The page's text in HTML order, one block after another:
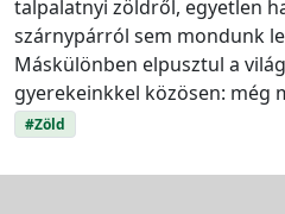
talpalatnyi zöldről, egyetlen
szárnypárról sem mondunk
Máskülönben elpusztul a
gyerekeinkkel közösen: még
#Zöld